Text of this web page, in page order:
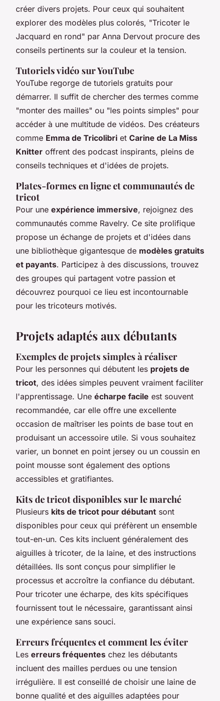
créer divers projets. Pour ceux qui souhaitent
explorer des modèles plus colorés, "Tricoter le
Jacquard en rond" par Anna Dervout procure des
conseils pertinents sur la couleur et la tension.
Tutoriels vidéo sur YouTube
YouTube regorge de tutoriels gratuits pour
démarrer. Il suffit de chercher des termes comme
"monter des mailles" ou "les points simples" pour
accéder à une multitude de vidéos. Des créateurs
comme Emma de Tricolibri et Carine de La Miss
Knitter offrent des podcast inspirants, pleins de
conseils techniques et d'idées de projets.
Plates-formes en ligne et communautés de
tricot
Pour une expérience immersive, rejoignez des
communautés comme Ravelry. Ce site prolifique
propose un échange de projets et d'idées dans
une bibliothèque gigantesque de modèles gratuits
et payants. Participez à des discussions, trouvez
des groupes qui partagent votre passion et
découvrez pourquoi ce lieu est incontournable
pour les tricoteurs motivés.
Projets adaptés aux débutants
Exemples de projets simples à réaliser
Pour les personnes qui débutent les projets de
tricot, des idées simples peuvent vraiment faciliter
l'apprentissage. Une écharpe facile est souvent
recommandée, car elle offre une excellente
occasion de maîtriser les points de base tout en
produisant un accessoire utile. Si vous souhaitez
varier, un bonnet en point jersey ou un coussin en
point mousse sont également des options
accessibles et gratifiantes.
Kits de tricot disponibles sur le marché
Plusieurs kits de tricot pour débutant sont
disponibles pour ceux qui préfèrent un ensemble
tout-en-un. Ces kits incluent généralement des
aiguilles à tricoter, de la laine, et des instructions
détaillées. Ils sont conçus pour simplifier le
processus et accroître la confiance du débutant.
Pour tricoter une écharpe, des kits spécifiques
fournissent tout le nécessaire, garantissant ainsi
une expérience sans souci.
Erreurs fréquentes et comment les éviter
Les erreurs fréquentes chez les débutants
incluent des mailles perdues ou une tension
irrégulière. Il est conseillé de choisir une laine de
bonne qualité et des aiguilles adaptées pour